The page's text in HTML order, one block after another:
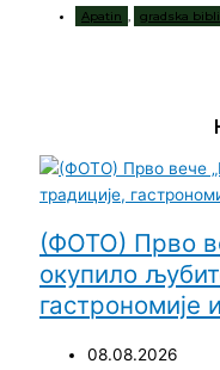
Apatin gradska
(ФОТО) Прво
окупило
гастрономије
08.08.2026